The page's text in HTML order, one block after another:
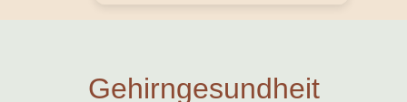
Gehirngesundheit